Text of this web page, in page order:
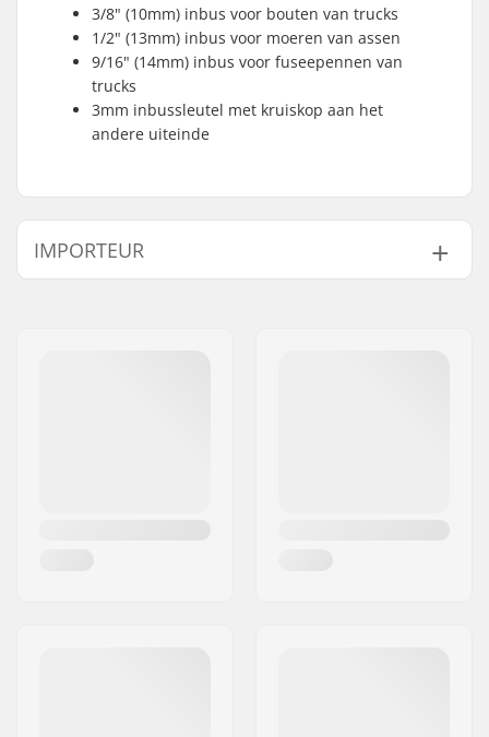
3/8" (10mm) inbus voor bouten van trucks
1/2" (13mm) inbus voor moeren van assen
9/16" (14mm) inbus voor fuseepennen van
trucks
3mm inbussleutel met kruiskop aan het
andere uiteinde
IMPORTEUR